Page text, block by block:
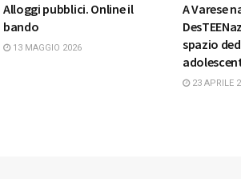
Alloggi pubblici. Online il
bando
13 MAGGIO 2026
A Varese
spazio
23 APRILE